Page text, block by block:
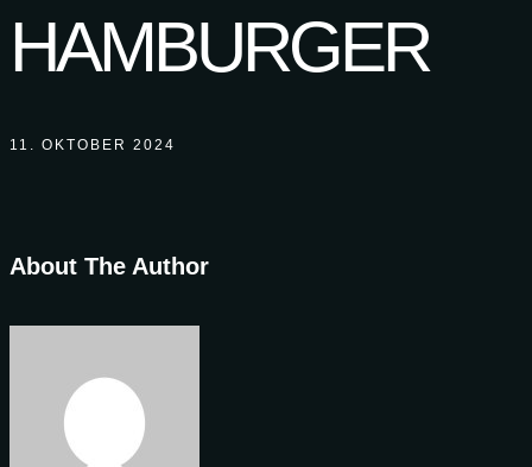
HAMBURGER
11. OKTOBER 2024
About The Author